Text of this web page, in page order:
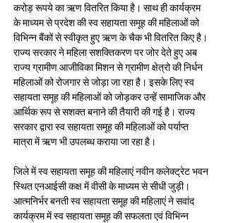
करोड़ रूपये का ऋण वितरित किया है। साथ ही कार्यक्रम
के माध्यम से प्रदेश की स्व सहायता समूह की महिलाओं को
विभिन्न बैंकों से स्वीकृत हुए ऋण के चैक भी वितरित किए है।
राज्य सरकार ने महिला सशक्तिकरण पर जोर देते हुए अब
राज्य ग्रामीण आजीविका मिशन से ग्रामीण क्षेत्रो की निर्धन
महिलाओं को रोजगार से जोड़ा जा रहा है। इसके लिए स्व
सहायता समूह की महिलाओं को जोड़कर उन्हें सामाजिक और
आर्थिक रूप से सशक्त बनाने की तैयारी की गई है। राज्य
सरकार द्वारा स्व सहायता समूह की महिलाओं को पर्याप्त
मात्रा में ऋण भी उपलब्ध कराया जा रहा है।
जिले में स्व सहायता समूह की महिलाएं नवीन कलेक्ट्रेट भवन
स्थित एनआईसी कक्ष में वीसी के माध्यम से सीधी जुड़ी।
आत्मनिर्भर बनती स्व सहायता समूह की महिलाएं ने सवांद
कार्यक्रम में स्व सहायता समूह की सफलता एवं विभिन्न